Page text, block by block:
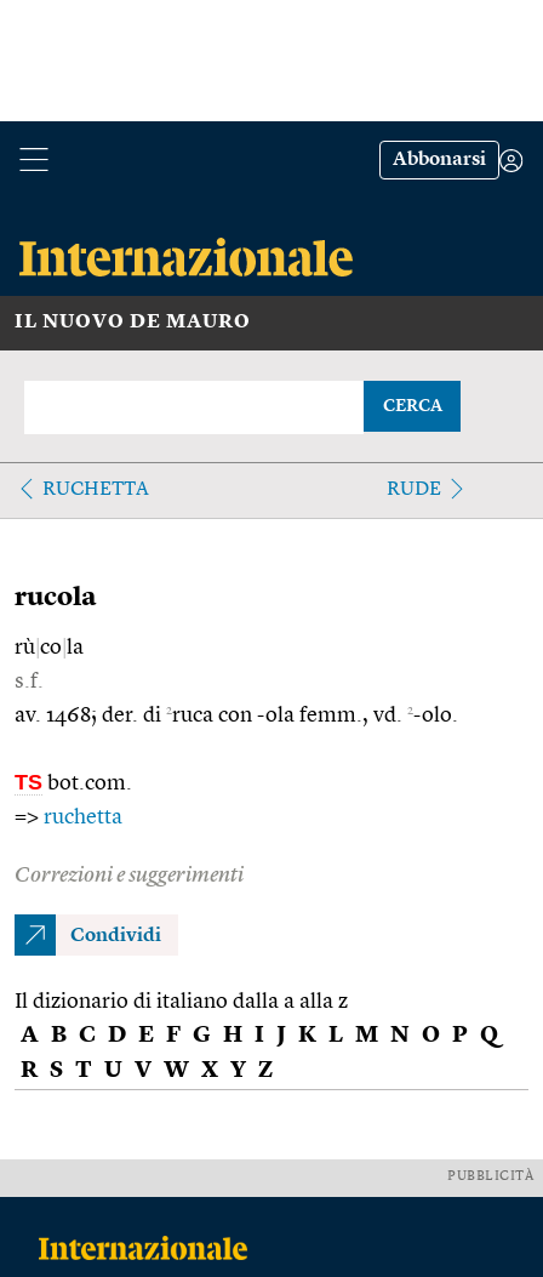
Abbonarsi
IL NUOVO DE MAURO
CERCA
RUCHETTA RUDE
rucola
rù co la
s.f.
av. 1468; der. di 2ruca con -ola femm., vd. 2-olo.
TS bot.com.
=> ruchetta
Correzioni e suggerimenti
Condividi
Il dizionario di italiano dalla a alla z
A B C D E F G H I J K L M N O P Q
R S T U V W X Y Z
PUBBLICITÀ